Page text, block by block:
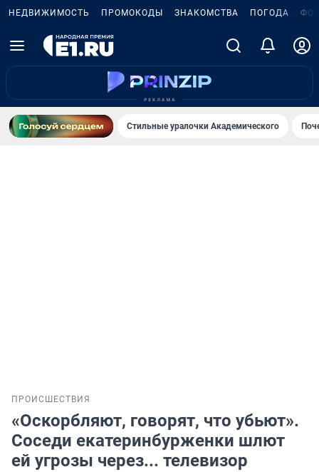
НЕДВИЖИМОСТЬ ПРОМОКОДЫ ЗНАКОМСТВА ПОГОДА
Стильные уралочки Академического
ПРОИСШЕСТВИЯ
«Оскорбляют, говорят, что убьют».
Соседи екатеринбурженки шлют
ей угрозы через... телевизор